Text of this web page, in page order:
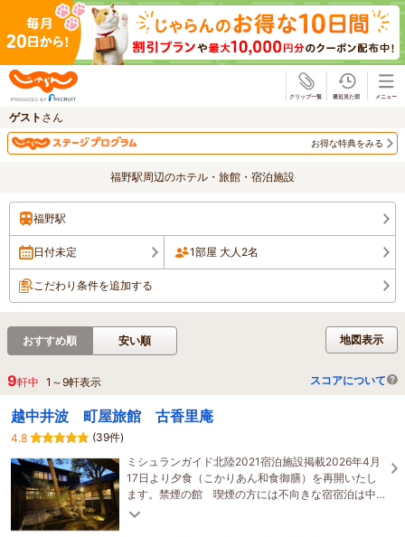
ゲスト さん
お得な特典をみる
福野駅周辺のホテル・旅館・宿泊施設
福野駅
日付未定 1部屋 大人2名
こだわり条件を追加する
地図表示
おすすめ順 安い順
9軒中 1 ～9軒表示 スコアについて
越中井波 町屋旅館 古香里庵
4.8
(39件)
ミシュランガイド北陸2021宿泊施設掲載2026年4月
17日より夕食（こかりあん和食御膳）を再開いたし
ます。禁煙の館 喫煙の方には不向きな宿宿泊は中
学生以上（乳幼児宿泊不可）